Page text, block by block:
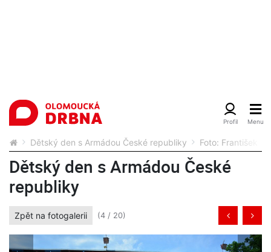
Dětský den s Armádou České republiky Foto: František
Dětský den s Armádou České
republiky
Zpět na fotogalerii (4 / 20)